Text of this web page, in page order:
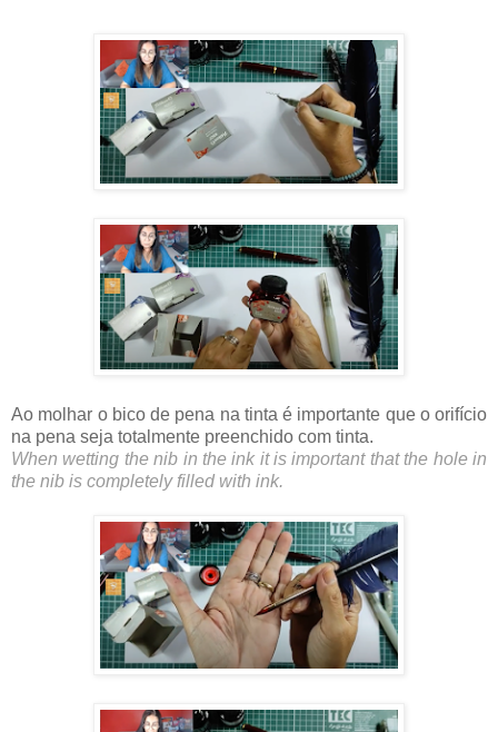
Ao molhar o bico de pena na tinta é importante que o orifício
na pena seja totalmente preenchido com tinta.
When wetting the nib in the ink it is important that the hole in
the nib is completely filled with ink.